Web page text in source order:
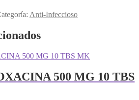
Anti-Infeccioso
500 MG 10 TBS